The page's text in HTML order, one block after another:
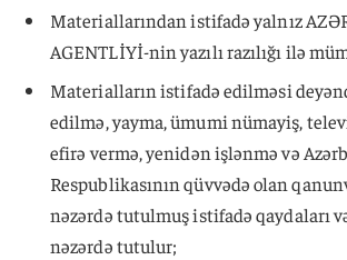
Materiallarından istifadə yalnız
AGENTLİYİ-nin yazılı razılığı ilə
Materialların istifadə edilməsi
edilmə, yayma, ümumi nümayiş,
efirə vermə, yenidən işlənmə və
Respublikasının qüvvədə olan
nəzərdə tutulmuş istifadə qaydaları
nəzərdə tutulur;